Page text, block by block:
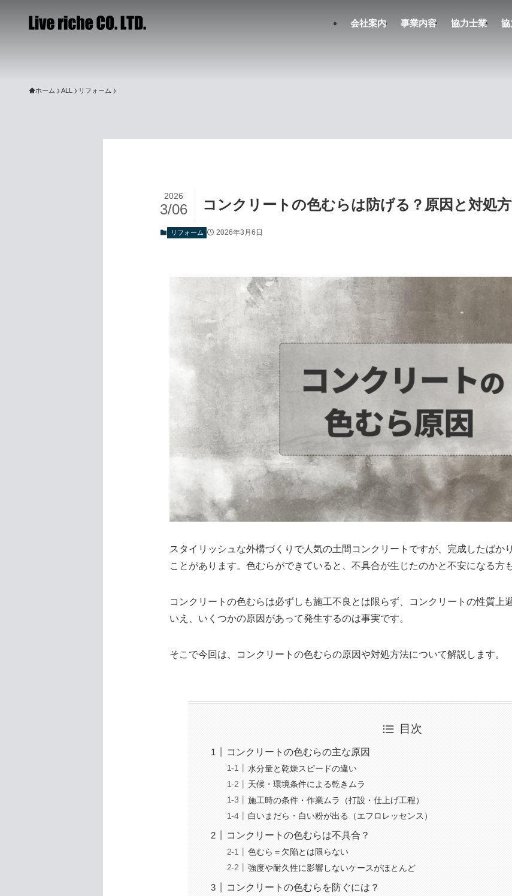
会社案内 事業内容 協力士業 協
ホーム ALL リフォーム
コンクリートの色むらは防げる？原因と対処
2026
3/06
リフォーム 2026年3月6日
スタイリッシュな外構づくりで人気の土間コンクリートですが、完成したばか
ことがあります。色むらができていると、不具合が生じたのかと不安になる方
コンクリートの色むらは必ずしも施工不良とは限らず、コンクリートの性質上
いえ、いくつかの原因があって発生するのは事実です。
そこで今回は、コンクリートの色むらの原因や対処方法について解説します。
目次
コンクリートの色むらの主な原因
水分量と乾燥スピードの違い
天候・環境条件による乾きムラ
施工時の条件・作業ムラ（打設・仕上げ工程）
白いまだら・白い粉が出る（エフロレッセンス）
コンクリートの色むらは不具合？
色むら＝欠陥とは限らない
強度や耐久性に影響しないケースがほとんど
コンクリートの色むらを防ぐには？